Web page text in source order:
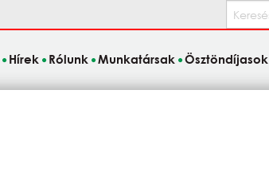
Keresés
Hírek Rólunk Munkatársak Ösztöndíjasok